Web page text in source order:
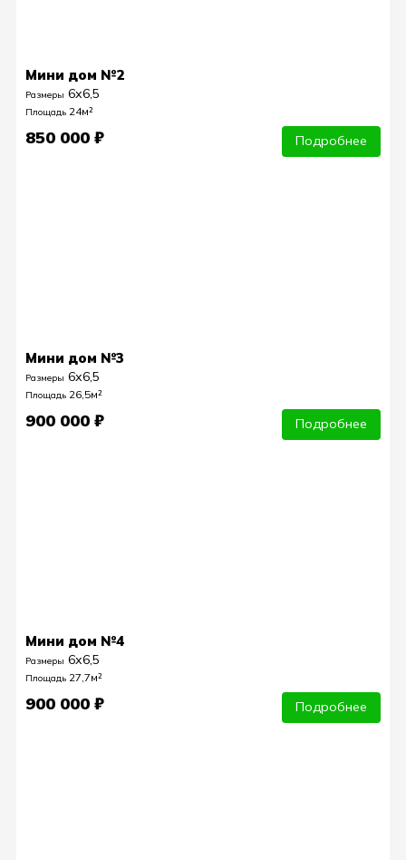
Мини дом №2
Размеры 6х6,5
Площадь 24м²
850 000 ₽ Подробнее
Мини дом №3
Размеры 6х6,5
Площадь 26,5м²
900 000 ₽ Подробнее
Мини дом №4
Размеры 6х6,5
Площадь 27,7м²
900 000 ₽ Подробнее